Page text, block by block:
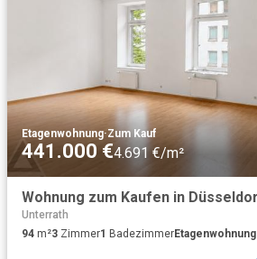
Etagenwohnung·Zum Kauf
441.000 €4.691 €/m²
Unterrath
94 m²3 Zimmer1 BadezimmerEtagenwohnung